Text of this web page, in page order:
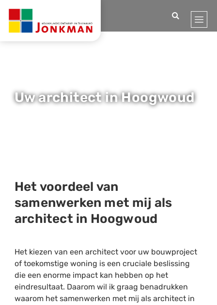
Uw architect in Hoogwoud
Het voordeel van
samenwerken met mij als
architect in Hoogwoud
Het kiezen van een architect voor uw bouwproject
of toekomstige woning is een cruciale beslissing
die een enorme impact kan hebben op het
eindresultaat. Daarom wil ik graag benadrukken
waarom het samenwerken met mij als architect in